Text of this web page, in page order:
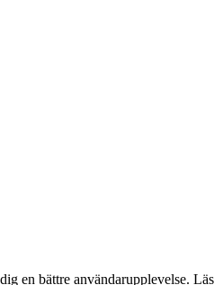
en bättre användarupplevelse. Läs